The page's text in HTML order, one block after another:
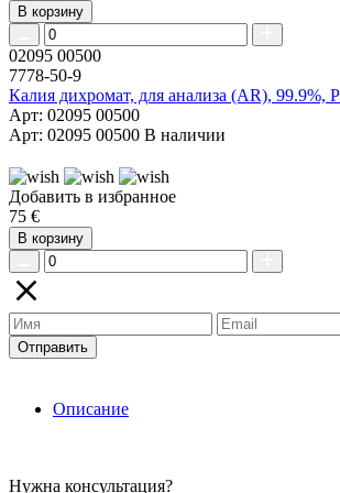
В корзину
02095 00500
7778-50-9
Калия дихромат, для анализа (AR), 99.9%,
Арт: 02095 00500
Арт: 02095 00500 В наличии
Добавить в избранное
75 €
В корзину
Отправить
Описание
Нужна консультация?